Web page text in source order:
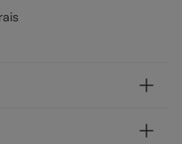
pères Magazine,